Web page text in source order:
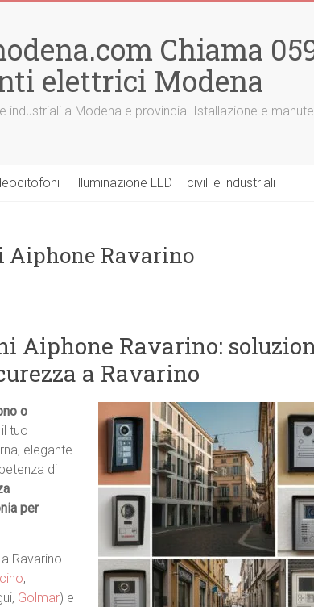
Chiama
elettrici Modena
industriali a Modena e provincia. Istallazione e
– Illuminazione LED – civili e industriali
Aiphone Ravarino
Aiphone Ravarino:
a Ravarino
o
tuo
elegante
di
per
Ravarino
,
Golmar) e